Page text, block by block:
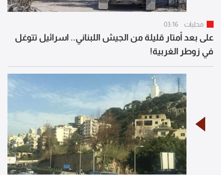
محليات 03:16
على بعد أمتار قليلة من الجيش اللبناني.. اسرائيل تتوغل
في زوطر الغربية!